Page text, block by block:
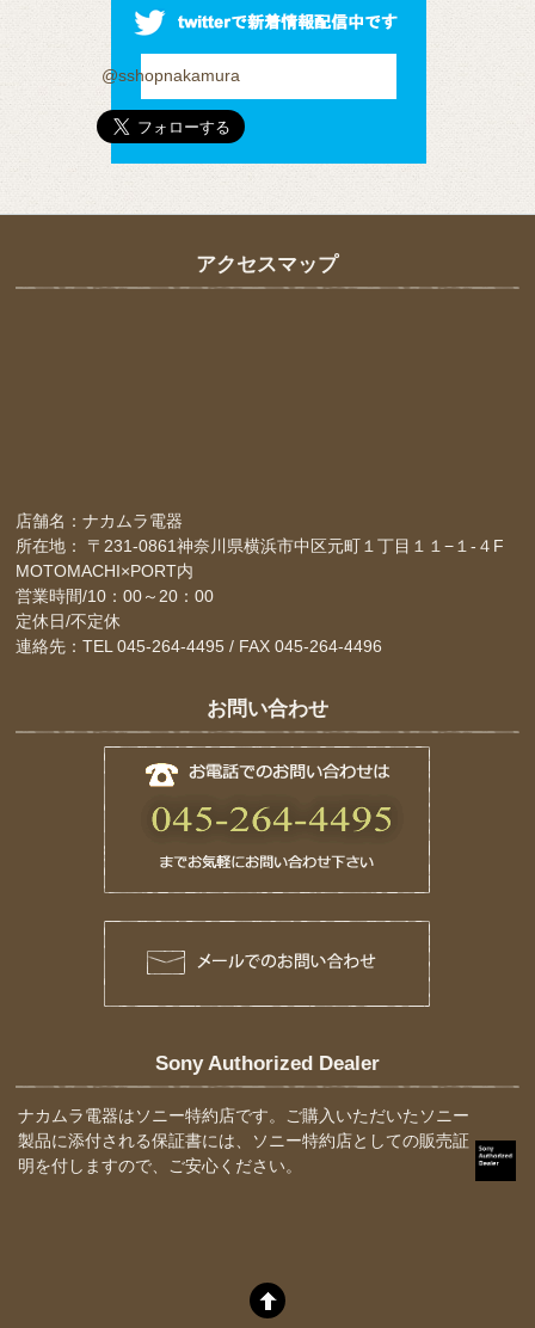
@sshopnakamura
アクセスマップ
店舗名：ナカムラ電器
所在地： 〒231-0861神奈川県横浜市中区元町１丁目１１−１-４F
MOTOMACHI×PORT内
営業時間/10：00～20：00
定休日/不定休
連絡先：TEL 045-264-4495 / FAX 045-264-4496
お問い合わせ
Sony Authorized Dealer
ナカムラ電器はソニー特約店です。ご購入いただいたソニー
製品に添付される保証書には、ソニー特約店としての販売証
明を付しますので、ご安心ください。